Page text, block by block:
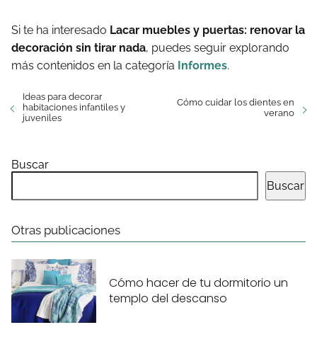
Si te ha interesado Lacar muebles y puertas: renovar la
decoración sin tirar nada, puedes seguir explorando
más contenidos en la categoría Informes.
Ideas para decorar
habitaciones infantiles y
juveniles
Cómo cuidar los dientes en
verano
Buscar
Buscar
Otras publicaciones
Cómo hacer de tu dormitorio un
templo del descanso